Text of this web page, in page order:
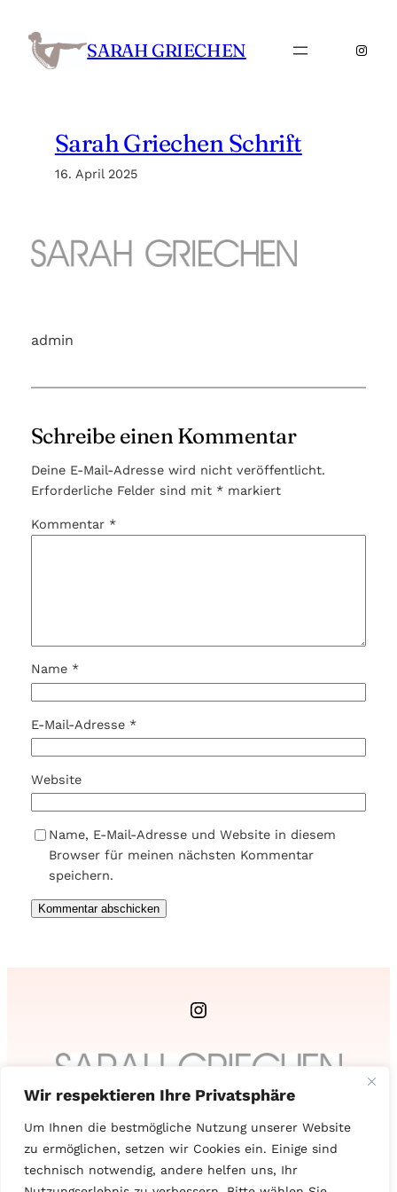
Wir respektieren Ihre Privatsphäre
Um Ihnen die bestmögliche Nutzung unserer Website
zu ermöglichen, setzen wir Cookies ein. Einige sind
technisch notwendig, andere helfen uns, Ihr
Inhalt
springen
SARAH GRIECHEN
Sarah Griechen Schrift
16. April 2025
admin
Schreibe einen Kommentar
Deine E-Mail-Adresse wird nicht veröffentlicht.
Erforderliche Felder sind mit *markiert
Kommentar *
Name *
E-Mail-Adresse *
Website
Name, E-Mail-Adresse und Website in diesem
Browser für meinen nächsten Kommentar
speichern.
Instagram
Sarah Griechen